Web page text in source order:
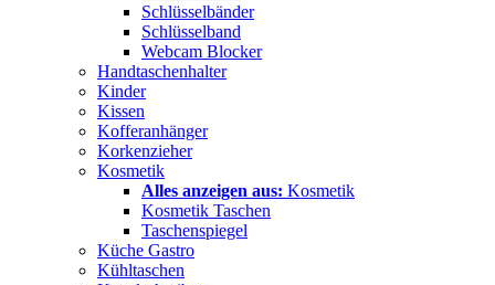
Schlüsselbänder
Schlüsselband
Webcam Blocker
Handtaschenhalter
Kinder
Kissen
Kofferanhänger
Korkenzieher
Kosmetik
Alles anzeigen aus: Kosmetik
Kosmetik Taschen
Taschenspiegel
Küche Gastro
Kühltaschen